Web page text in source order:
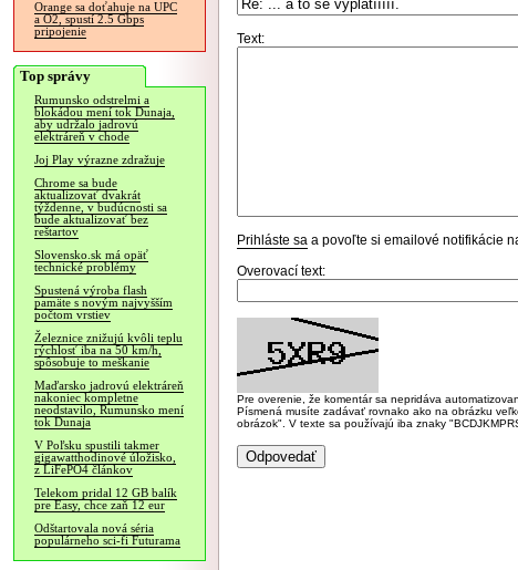
Orange sa doťahuje na UPC
a O2, spustí 2.5 Gbps
pripojenie
Top správy
Rumunsko odstrelmi a
blokádou mení tok Dunaja,
aby udržalo jadrovú
elektráreň v chode
Joj Play výrazne zdražuje
Chrome sa bude
aktualizovať dvakrát
týždenne, v budúcnosti sa
bude aktualizovať bez
reštartov
Slovensko.sk má opäť
technické problémy
Spustená výroba flash
pamäte s novým najvyšším
počtom vrstiev
Železnice znižujú kvôli teplu
rýchlosť iba na 50 km/h,
spôsobuje to meškanie
Maďarsko jadrovú elektráreň
nakoniec kompletne
neodstavilo, Rumunsko mení
tok Dunaja
V Poľsku spustili takmer
gigawatthodinové úložisko,
z LiFePO4 článkov
Telekom pridal 12 GB balík
pre Easy, chce zaň 12 eur
Odštartovala nová séria
populárneho sci-fi Futurama
Text:
Prihláste sa a povoľte si emailové notifikácie
Overovací text:
Pre overenie, že komentár sa nepridáva
Písmená musíte zadávať rovnako ako na obrázku
obrázok". V texte sa používajú iba znaky